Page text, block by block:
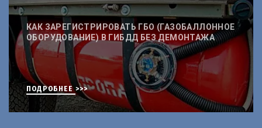
КАК ЗАРЕГИСТРИРОВАТЬ ГБО (ГАЗОБАЛЛОННОЕ
ОБОРУДОВАНИЕ) В ГИБДД БЕЗ ДЕМОНТАЖА
ПОДРОБНЕЕ >>>